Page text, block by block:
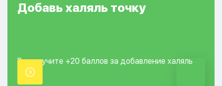
Добавь халяль точку
Вы получите +20 баллов за добавление халяль
точки.